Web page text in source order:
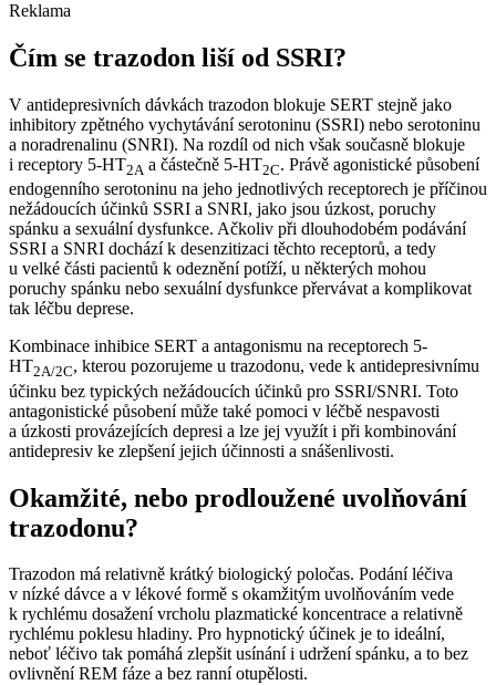
Reklama
Čím se trazodon liší od SSRI?
V antidepresivních dávkách trazodon blokuje SERT stejně jako
inhibitory zpětného vychytávání serotoninu (SSRI) nebo serotoninu
a noradrenalinu (SNRI). Na rozdíl od nich však současně blokuje
i receptory 5-HT2A a částečně 5-HT2C. Právě agonistické působení
endogenního serotoninu na jeho jednotlivých receptorech je příčinou
nežádoucích účinků SSRI a SNRI, jako jsou úzkost, poruchy
spánku a sexuální dysfunkce. Ačkoliv při dlouhodobém podávání
SSRI a SNRI dochází k desenzitizaci těchto receptorů, a tedy
u velké části pacientů k odeznění potíží, u některých mohou
poruchy spánku nebo sexuální dysfunkce přervávat a komplikovat
tak léčbu deprese.
Kombinace inhibice SERT a antagonismu na receptorech 5-
HT2A/2C, kterou pozorujeme u trazodonu, vede k antidepresivnímu
účinku bez typických nežádoucích účinků pro SSRI/SNRI. Toto
antagonistické působení může také pomoci v léčbě nespavosti
a úzkosti provázejících depresi a lze jej využít i při kombinování
antidepresiv ke zlepšení jejich účinnosti a snášenlivosti.
Okamžité, nebo prodloužené uvolňování
trazodonu?
Trazodon má relativně krátký biologický poločas. Podání léčiva
v nízké dávce a v lékové formě s okamžitým uvolňováním vede
k rychlému dosažení vrcholu plazmatické koncentrace a relativně
rychlému poklesu hladiny. Pro hypnotický účinek je to ideální,
neboť léčivo tak pomáhá zlepšit usínání i udržení spánku, a to bez
ovlivnění REM fáze a bez ranní otupělosti.